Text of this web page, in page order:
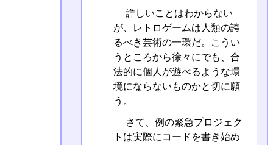
詳しいことはわからない
が、レトロゲームは人類の誇
るべき芸術の一環だ。こうい
うところから徐々にでも、合
法的に個人が遊べるような環
境にならないものかと切に願
う。
さて、例の緊急プロジェク
トは実際にコードを書き始め